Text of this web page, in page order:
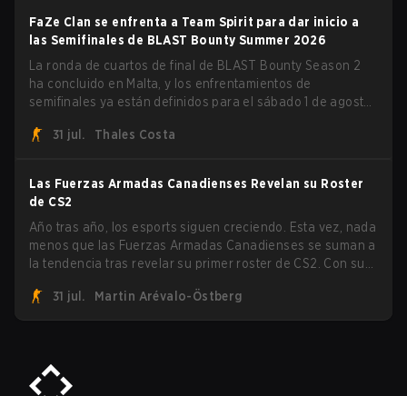
FaZe Clan se enfrenta a Team Spirit para dar inicio a
las Semifinales de BLAST Bounty Summer 2026
La ronda de cuartos de final de BLAST Bounty Season 2
ha concluido en Malta, y los enfrentamientos de
semifinales ya están definidos para el sábado 1 de agosto.
sobrevivientes que aún luchan por el trofeo, mientras que
31 jul. Thales Costa
Las Fuerzas Armadas Canadienses Revelan su Roster
de CS2
Año tras año, los esports siguen creciendo. Esta vez, nada
menos que las Fuerzas Armadas Canadienses se suman a
la tendencia tras revelar su primer roster de CS2. Con su
unirá ahora a una competencia de CS para personal
militar destinada a expandir el alcance de los esports.
31 jul. Martin Arévalo-Östberg